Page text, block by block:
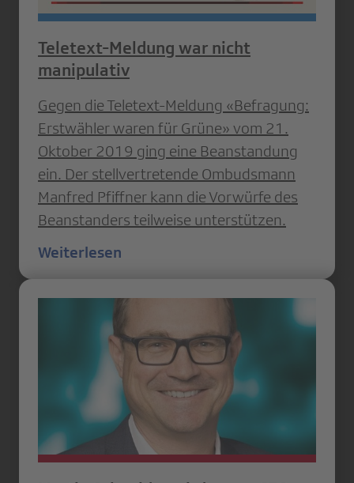
Teletext-Meldung war nicht
manipulativ
Gegen die Teletext-Meldung «Befragung:
Erstwähler waren für Grüne» vom 21.
Oktober 2019 ging eine Beanstandung
ein. Der stellvertretende Ombudsmann
Manfred Pfiffner kann die Vorwürfe des
Beanstanders teilweise unterstützen.
Weiterlesen